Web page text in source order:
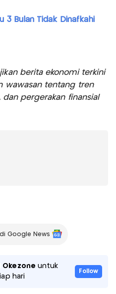
3 Bulan Tidak Dinafkahi
berita ekonomi terkini
wawasan tentang tren
dan pergerakan finansial
Google News
Okezone untuk
hari
Follow